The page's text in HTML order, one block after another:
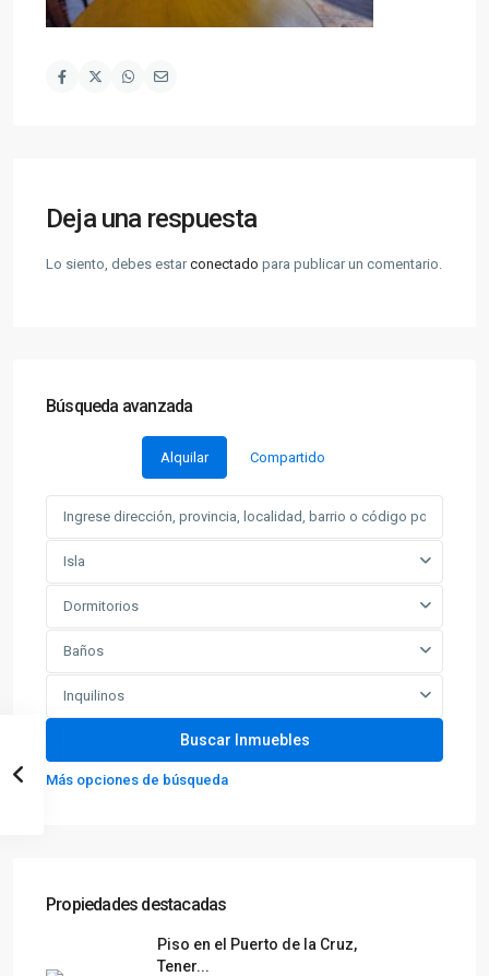
Deja una respuesta
Lo siento, debes estarconectado para publicar un comentario.
Búsqueda avanzada
Alquilar Compartido
Isla
Dormitorios
Baños
Inquilinos
Más opciones de búsqueda
Propiedades destacadas
Piso en el Puerto de la Cruz,
Tener...